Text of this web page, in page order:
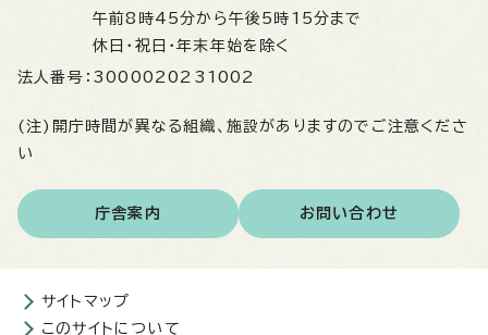
午前8時45分から午後5時15分まで
休日・祝日・年末年始を除く
法人番号： 3000020231002
(注)開庁時間が異なる組織、施設がありますのでご注意くださ
い
庁舎案内 お問い合わせ
サイトマップ
このサイトについて